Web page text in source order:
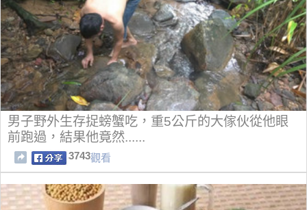
男子野外生存捉螃蟹吃，重5公斤的大傢伙從他眼
前跑過，結果他竟然......
3743觀看